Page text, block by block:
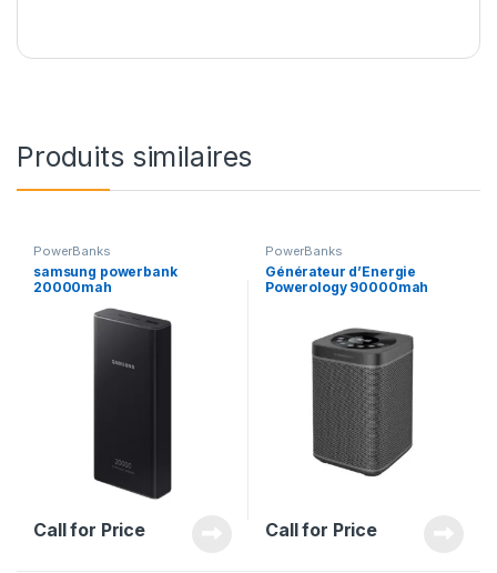
Produits similaires
PowerBanks
samsung powerbank
20000mah
Call for Price
PowerBanks
Générateur d’Energie
Powerology 90000mah
Call for Price